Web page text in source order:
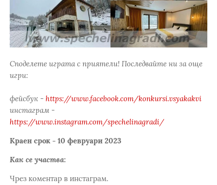
Споделете играта с приятели! Последвайте ни за още
игри:
фейсбук - https://www.facebook.com/konkursi.vsyakakvi
инстаграм -
https://www.instagram.com/spechelinagradi/
Краен срок - 10 февруари 2023
Как се участва:
Чрез коментар в инстаграм.